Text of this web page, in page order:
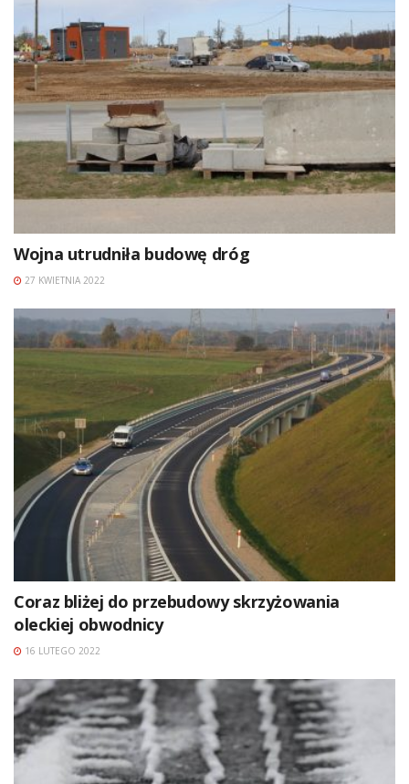
Wojna utrudniła budowę dróg
27 KWIETNIA 2022
Coraz bliżej do przebudowy skrzyżowania
oleckiej obwodnicy
16 LUTEGO 2022